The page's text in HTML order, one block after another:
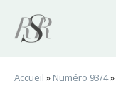
contenu
Accueil » Numéro 93/4»